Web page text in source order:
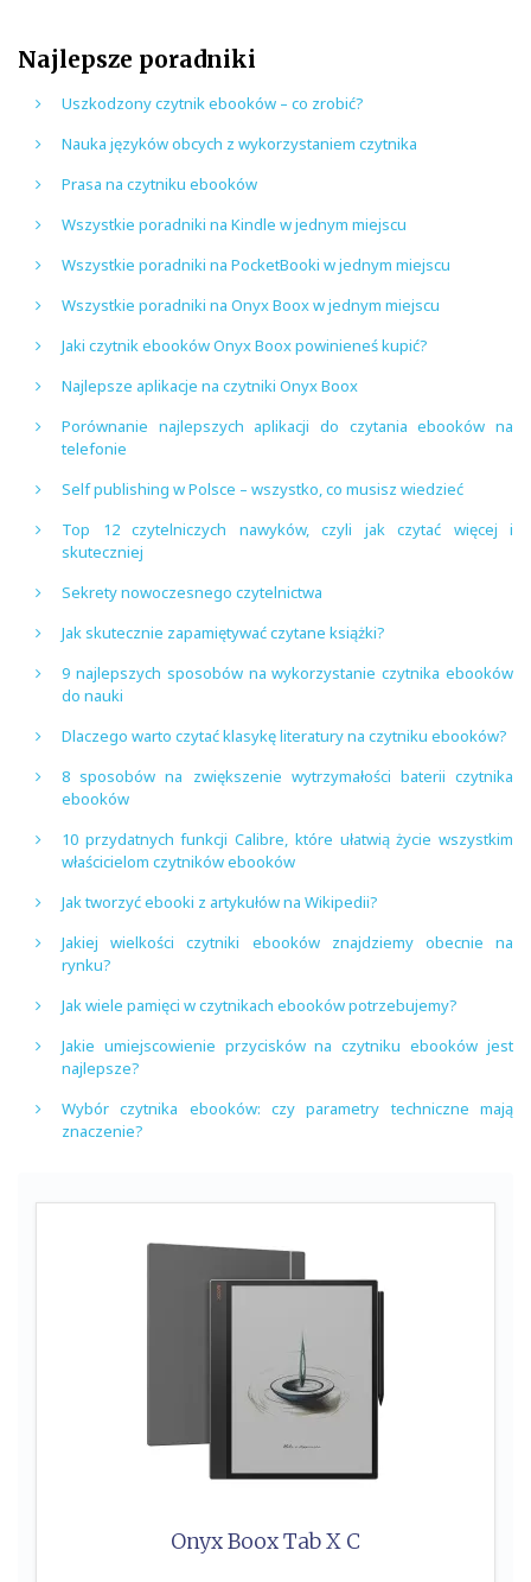
Najlepsze poradniki
Uszkodzony czytnik ebooków – co zrobić?
Nauka języków obcych z wykorzystaniem czytnika
Prasa na czytniku ebooków
Wszystkie poradniki na Kindle w jednym miejscu
Wszystkie poradniki na PocketBooki w jednym miejscu
Wszystkie poradniki na Onyx Boox w jednym miejscu
Jaki czytnik ebooków Onyx Boox powinieneś kupić?
Najlepsze aplikacje na czytniki Onyx Boox
Porównanie najlepszych aplikacji do czytania ebooków na
telefonie
Self publishing w Polsce – wszystko, co musisz wiedzieć
Top 12 czytelniczych nawyków, czyli jak czytać więcej i
skuteczniej
Sekrety nowoczesnego czytelnictwa
Jak skutecznie zapamiętywać czytane książki?
9 najlepszych sposobów na wykorzystanie czytnika ebooków
do nauki
Dlaczego warto czytać klasykę literatury na czytniku ebooków?
8 sposobów na zwiększenie wytrzymałości baterii czytnika
ebooków
10 przydatnych funkcji Calibre, które ułatwią życie wszystkim
właścicielom czytników ebooków
Jak tworzyć ebooki z artykułów na Wikipedii?
Jakiej wielkości czytniki ebooków znajdziemy obecnie na
rynku?
Jak wiele pamięci w czytnikach ebooków potrzebujemy?
Jakie umiejscowienie przycisków na czytniku ebooków jest
najlepsze?
Wybór czytnika ebooków: czy parametry techniczne mają
znaczenie?
Onyx Boox Tab X C